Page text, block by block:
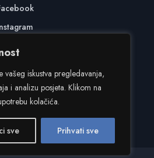
iskustva pregledavanja,
i analizu posjeta. Klikom na
kolačića.
sve Prihvati sve